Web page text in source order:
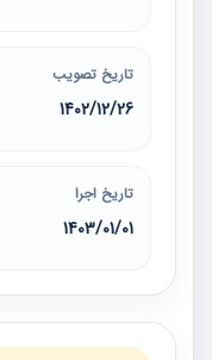
تاریخ تصویب
1402/12/26
تاریخ اجرا
1403/01/01